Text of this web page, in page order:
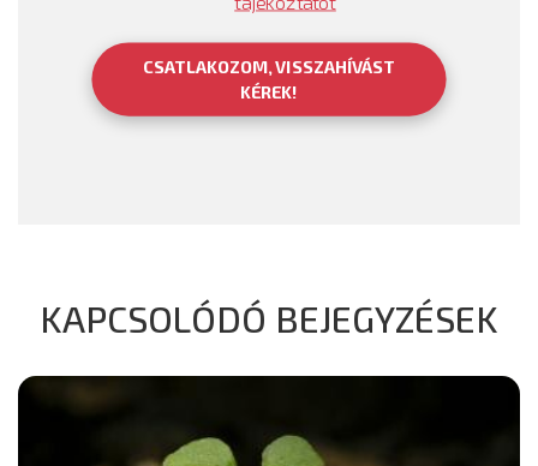
CSATLAKOZOM, VISSZAHÍVÁST
KÉREK!
KAPCSOLÓDÓ BEJEGYZÉSEK